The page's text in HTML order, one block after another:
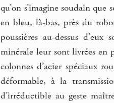
qu’on s’imagine soudain
en bleu, là-bas, près du
poussières au-dessus
minérale leur sont livrées en
colonnes d’acier spéciaux
déformable, à la
d’irréductible au geste